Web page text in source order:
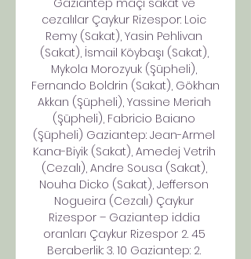
Gaziantep maçı sakat ve
cezalılar Çaykur Rizespor: Loic
Remy (Sakat), Yasin Pehlivan
(Sakat), İsmail Köybaşı (Sakat),
Mykola Morozyuk (Şüpheli),
Fernando Boldrin (Sakat), Gökhan
Akkan (Şüpheli), Yassine Meriah
(Şüpheli), Fabricio Baiano
(Şüpheli) Gaziantep: Jean-Armel
Kana-Biyik (Sakat), Amedej Vetrih
(Cezalı), Andre Sousa (Sakat),
Nouha Dicko (Sakat), Jefferson
Nogueira (Cezalı) Çaykur
Rizespor – Gaziantep iddia
oranları Çaykur Rizespor 2. 45
Beraberlik: 3. 10 Gaziantep: 2.